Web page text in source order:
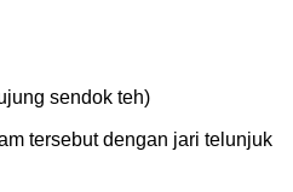
sendok teh)
tersebut dengan jari telunjuk